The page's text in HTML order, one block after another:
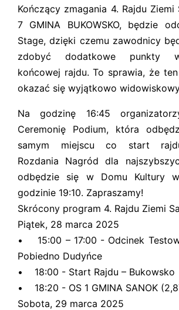
Kończący zmagania 4. Rajdu
7 GMINA BUKOWSKO, będzie
Stage, dzięki czemu zawodnicy
zdobyć dodatkowe punkty
końcowej rajdu. To sprawia, że
okazać się wyjątkowo
Na godzinę 16:45
Ceremonię Podium, która
samym miejscu co start
Rozdania Nagród dla
odbędzie się w Domu Kultury
godzinie 19:10. Zapraszamy!
Skrócony program 4. Rajdu Ziemi
Piątek, 28 marca 2025
• 15:00 – 17:00 - Odcinek
Pobiedno Dudyńce
• 18:00 - Start Rajdu – Bukowsko
• 18:20 - OS 1 GMINA SANOK
Sobota, 29 marca 2025